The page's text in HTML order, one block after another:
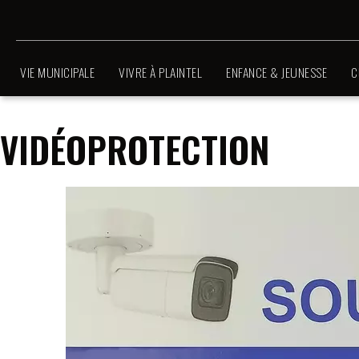
VIE MUNICIPALE VIVRE À PLAINTEL ENFANCE & JEUNESSE
VIDÉOPROTECTION